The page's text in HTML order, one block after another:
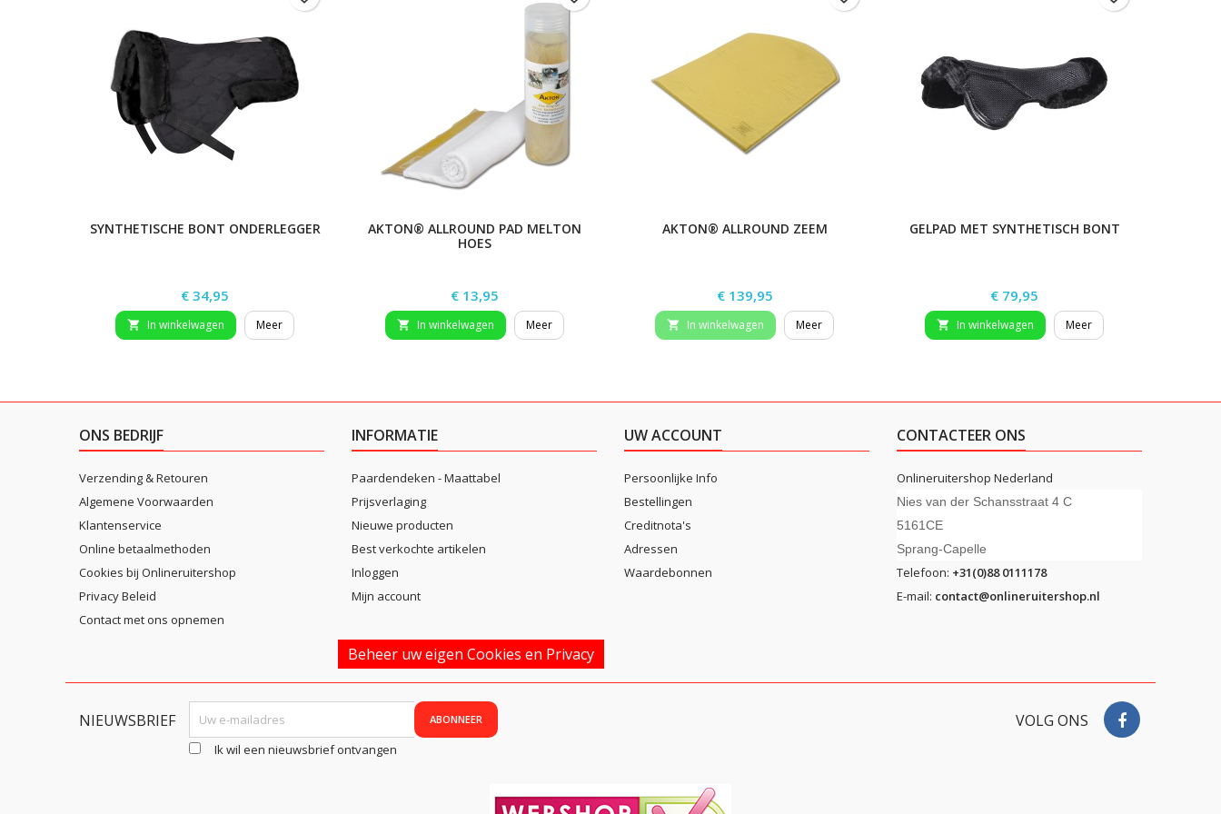
SYNTHETISCHE BONT ONDERLEGGER
Prijs
€ 34,95
 In winkelwagen Meer
AKTON® ALLROUND PAD MELTON
HOES
Prijs
€ 13,95
 In winkelwagen Meer
AKTON® ALLROUND ZEEM
Prijs
€ 139,95
 In winkelwagen Meer
GELPAD MET SYNTHETISCH BONT
Prijs
€ 79,95
 In winkelwagen Meer
ONS BEDRIJF
Verzending & Retouren
Algemene Voorwaarden
Klantenservice
Online betaalmethoden
Cookies bij Onlineruitershop
Privacy Beleid
Contact met ons opnemen
INFORMATIE
Paardendeken - Maattabel
Prijsverlaging
Nieuwe producten
Best verkochte artikelen
Inloggen
Mijn account
UW ACCOUNT
Persoonlijke Info
Bestellingen
Creditnota's
Adressen
Waardebonnen
CONTACTEER ONS
Onlineruitershop Nederland
Nies van der Schansstraat 4 C
5161CE
Sprang-Capelle
Telefoon: +31(0)88 0111178
E-mail: contact@onlineruitershop.nl
Beheer uw eigen Cookies en Privacy
NIEUWSBRIEF
Ik wil een nieuwsbrief ontvangen
VOLG ONS